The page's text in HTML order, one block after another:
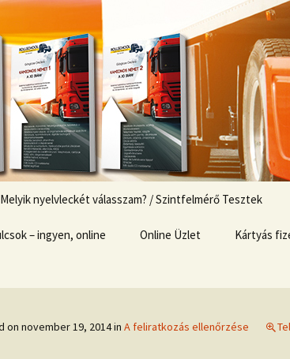
Melyik nyelvleckét válasszam? / Szintfelmérő Tesztek
– ingyen, online Online Üzlet Kártyás
on november 19, 2014in A feliratkozás ellenőrzése